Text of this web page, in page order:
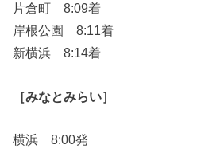
片倉町 8:09着
岸根公園 8:11着
新横浜 8:14着
［みなとみらい］
横浜 8:00発